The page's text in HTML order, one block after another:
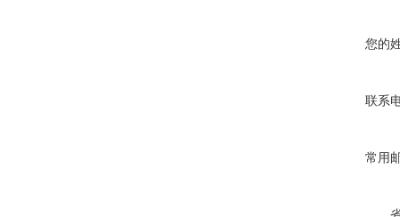
您的
联系
常用